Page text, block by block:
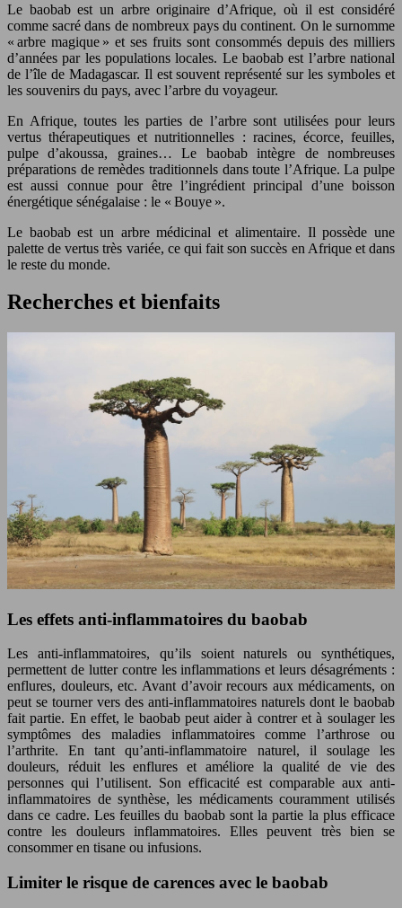
Le baobab est un arbre originaire d’Afrique, où il est considéré
comme sacré dans de nombreux pays du continent. On le surnomme
« arbre magique » et ses fruits sont consommés depuis des milliers
d’années par les populations locales. Le baobab est l’arbre national
de l’île de Madagascar. Il est souvent représenté sur les symboles et
les souvenirs du pays, avec l’arbre du voyageur.
En Afrique, toutes les parties de l’arbre sont utilisées pour leurs
vertus thérapeutiques et nutritionnelles : racines, écorce, feuilles,
pulpe d’akoussa, graines… Le baobab intègre de nombreuses
préparations de remèdes traditionnels dans toute l’Afrique. La pulpe
est aussi connue pour être l’ingrédient principal d’une boisson
énergétique sénégalaise : le « Bouye ».
Le baobab est un arbre médicinal et alimentaire. Il possède une
palette de vertus très variée, ce qui fait son succès en Afrique et dans
le reste du monde.
Recherches et bienfaits
Les effets anti-inflammatoires du baobab
Les anti-inflammatoires, qu’ils soient naturels ou synthétiques,
permettent de lutter contre les inflammations et leurs désagréments :
enflures, douleurs, etc. Avant d’avoir recours aux médicaments, on
peut se tourner vers des anti-inflammatoires naturels dont le baobab
fait partie. En effet, le baobab peut aider à contrer et à soulager les
symptômes des maladies inflammatoires comme l’arthrose ou
l’arthrite. En tant qu’anti-inflammatoire naturel, il soulage les
douleurs, réduit les enflures et améliore la qualité de vie des
personnes qui l’utilisent. Son efficacité est comparable aux anti-
inflammatoires de synthèse, les médicaments couramment utilisés
dans ce cadre. Les feuilles du baobab sont la partie la plus efficace
contre les douleurs inflammatoires. Elles peuvent très bien se
consommer en tisane ou infusions.
Limiter le risque de carences avec le baobab